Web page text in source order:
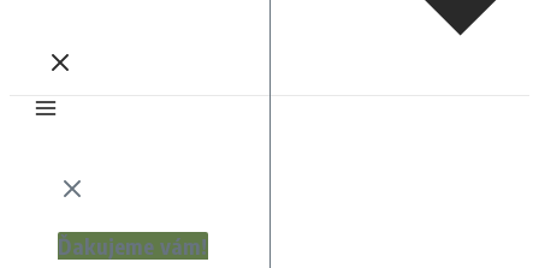
Ďakujeme vám!